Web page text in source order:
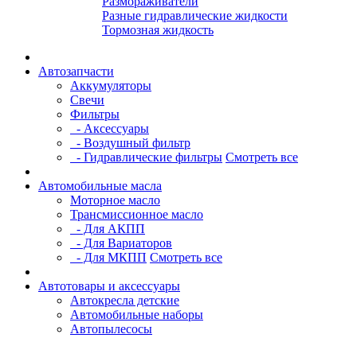
Разные гидравлические жидкости
Тормозная жидкость
Автозапчасти
Аккумуляторы
Свечи
Фильтры
- Аксессуары
- Воздушный фильтр
- Гидравлические фильтры Смотреть все
Автомобильные масла
Моторное масло
Трансмиссионное масло
- Для АКПП
- Для Вариаторов
- Для МКПП Смотреть все
Автотовары и аксессуары
Автокресла детские
Автомобильные наборы
Автопылесосы